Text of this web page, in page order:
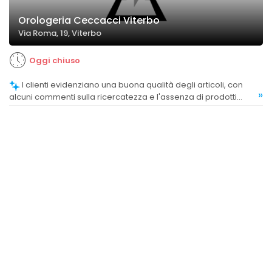
Orologeria Ceccacci Viterbo
Via Roma, 19, Viterbo
Oggi chiuso
alcuni commenti sulla ricercatezza e l'assenza di prodotti
»